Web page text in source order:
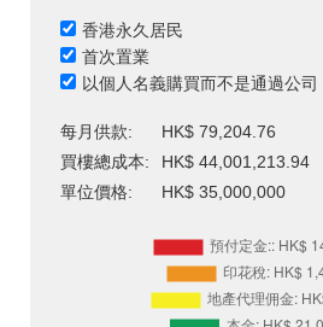
香港永久居民
首次置業
以個人名義購買而不是通過公司
每月供款:
HK$ 79,204.76
買樓總成本:
HK$ 44,001,213.94
單位價格:
HK$ 35,000,000